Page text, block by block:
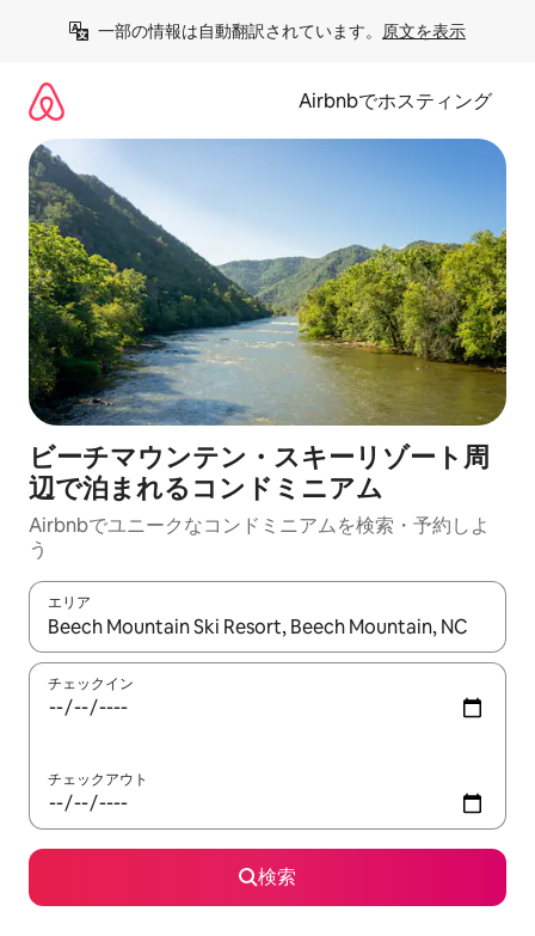
一部の情報は自動翻訳されています。 原文を表示
Airbnbでホスティング
ビーチマウンテン・スキーリゾート周
辺で泊まれるコンドミニアム
Airbnbでユニークなコンドミニアムを検索・予約しよ
う
エリア
検索結果が表示されたら、上下の矢印キーを使って移動するか
チェックイン
チェックアウト
検索